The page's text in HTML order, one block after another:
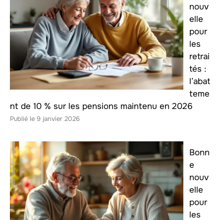
nouv
elle
pour
les
retrai
tés :
l’abat
teme
nt de 10 % sur les pensions maintenu en 2026
9 janvier 2026
Bonn
e
nouv
elle
pour
les